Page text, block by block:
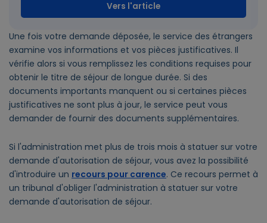
Vers l'article
Une fois votre demande déposée, le service des étrangers
examine vos informations et vos pièces justificatives. Il
vérifie alors si vous remplissez les conditions requises pour
obtenir le titre de séjour de longue durée. Si des
documents importants manquent ou si certaines pièces
justificatives ne sont plus à jour, le service peut vous
demander de fournir des documents supplémentaires.
Si l'administration met plus de trois mois à statuer sur votre
demande d'autorisation de séjour, vous avez la possibilité
d'introduire un recours pour carence. Ce recours permet à
un tribunal d'obliger l'administration à statuer sur votre
demande d'autorisation de séjour.